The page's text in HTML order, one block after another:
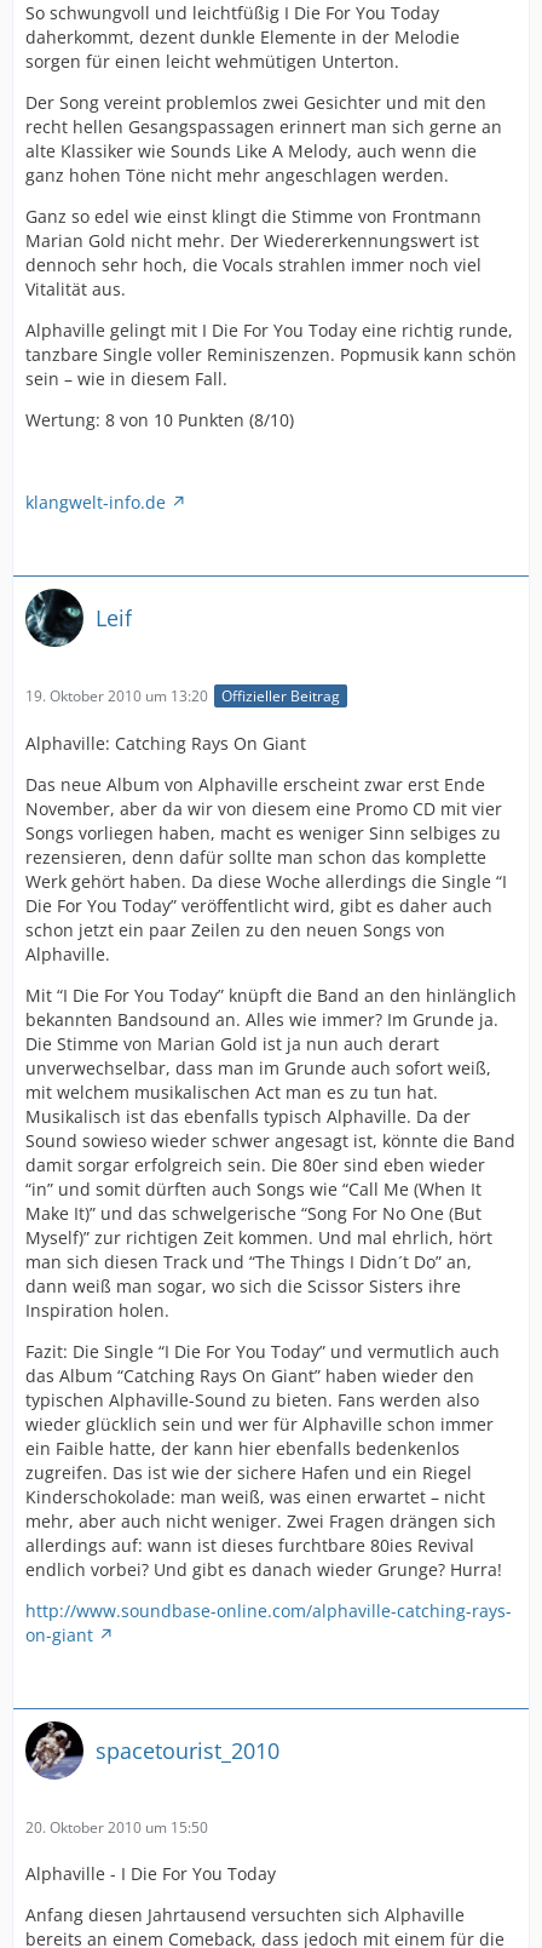
So schwungvoll und leichtfüßig I Die For You Today
daherkommt, dezent dunkle Elemente in der Melodie
sorgen für einen leicht wehmütigen Unterton.
Der Song vereint problemlos zwei Gesichter und mit den
recht hellen Gesangspassagen erinnert man sich gerne an
alte Klassiker wie Sounds Like A Melody, auch wenn die
ganz hohen Töne nicht mehr angeschlagen werden.
Ganz so edel wie einst klingt die Stimme von Frontmann
Marian Gold nicht mehr. Der Wiedererkennungswert ist
dennoch sehr hoch, die Vocals strahlen immer noch viel
Vitalität aus.
Alphaville gelingt mit I Die For You Today eine richtig runde,
tanzbare Single voller Reminiszenzen. Popmusik kann schön
sein – wie in diesem Fall.
Wertung: 8 von 10 Punkten (8/10)
klangwelt-info.de
Leif
19. Oktober 2010 um 13:20 Offizieller Beitrag
Alphaville: Catching Rays On Giant
Das neue Album von Alphaville erscheint zwar erst Ende
November, aber da wir von diesem eine Promo CD mit vier
Songs vorliegen haben, macht es weniger Sinn selbiges zu
rezensieren, denn dafür sollte man schon das komplette
Werk gehört haben. Da diese Woche allerdings die Single “I
Die For You Today” veröffentlicht wird, gibt es daher auch
schon jetzt ein paar Zeilen zu den neuen Songs von
Alphaville.
Mit “I Die For You Today” knüpft die Band an den hinlänglich
bekannten Bandsound an. Alles wie immer? Im Grunde ja.
Die Stimme von Marian Gold ist ja nun auch derart
unverwechselbar, dass man im Grunde auch sofort weiß,
mit welchem musikalischen Act man es zu tun hat.
Musikalisch ist das ebenfalls typisch Alphaville. Da der
Sound sowieso wieder schwer angesagt ist, könnte die Band
damit sorgar erfolgreich sein. Die 80er sind eben wieder
“in” und somit dürften auch Songs wie “Call Me (When It
Make It)” und das schwelgerische “Song For No One (But
Myself)” zur richtigen Zeit kommen. Und mal ehrlich, hört
man sich diesen Track und “The Things I Didn´t Do” an,
dann weiß man sogar, wo sich die Scissor Sisters ihre
Inspiration holen.
Fazit: Die Single “I Die For You Today” und vermutlich auch
das Album “Catching Rays On Giant” haben wieder den
typischen Alphaville-Sound zu bieten. Fans werden also
wieder glücklich sein und wer für Alphaville schon immer
ein Faible hatte, der kann hier ebenfalls bedenkenlos
zugreifen. Das ist wie der sichere Hafen und ein Riegel
Kinderschokolade: man weiß, was einen erwartet – nicht
mehr, aber auch nicht weniger. Zwei Fragen drängen sich
allerdings auf: wann ist dieses furchtbare 80ies Revival
endlich vorbei? Und gibt es danach wieder Grunge? Hurra!
http://www.soundbase-online.com/alphaville-catching-rays-
on-giant
spacetourist_2010
20. Oktober 2010 um 15:50
Alphaville - I Die For You Today
Anfang diesen Jahrtausend versuchten sich Alphaville
bereits an einem Comeback, dass jedoch mit einem für die